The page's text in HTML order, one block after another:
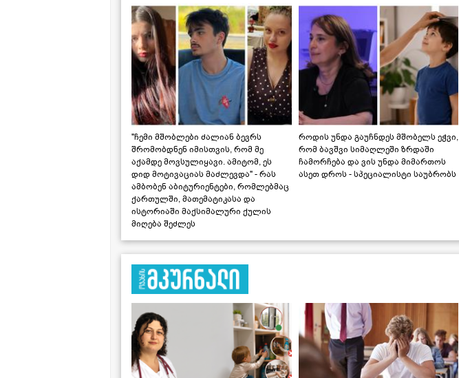
"ჩემი მშობლები ძალიან ბევრს
შრომობდნენ იმისთვის, რომ მე
აქამდე მოვსულიყავი. ამიტომ, ეს
დიდ მოტივაციას მაძლევდა" - რას
ამბობენ აბიტურიენტები, რომლებმაც
ქართულში, მათემატიკასა და
ისტორიაში მაქსიმალური ქულის
მიღება შეძლეს
როდის უნდა გაუჩნდეს მშობელს ეჭვი,
რომ ბავშვი სიმაღლეში ზრდაში
ჩამორჩება და ვის უნდა მიმართოს
ასეთ დროს - სპეციალისტი საუბრობს